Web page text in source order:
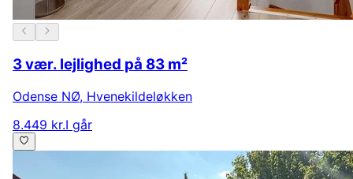
3 vær. lejlighed på 83 m²
Odense NØ, Hvenekildeløkken
8.449 kr.I går